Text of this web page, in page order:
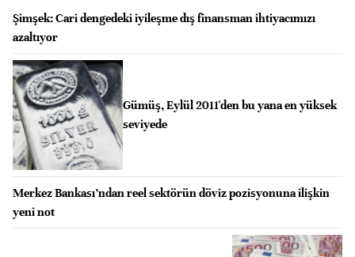
Şimşek: Cari dengedeki iyileşme dış finansman ihtiyacımızı
azaltıyor
Gümüş, Eylül 2011'den bu yana en yüksek
seviyede
Merkez Bankası’ndan reel sektörün döviz pozisyonuna ilişkin
yeni not